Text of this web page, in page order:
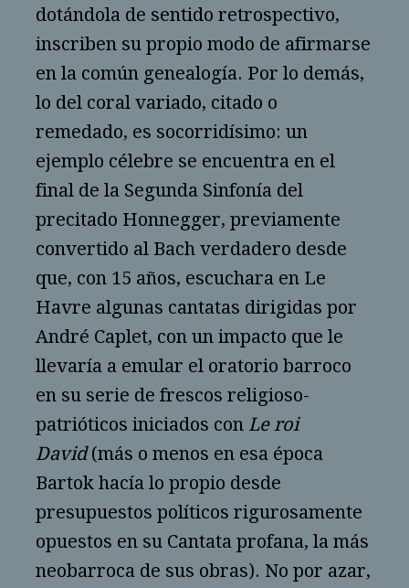
dotándola de sentido retrospectivo,
inscriben su propio modo de afirmarse
en la común genealogía. Por lo demás,
lo del coral variado, citado o
remedado, es socorridísimo: un
ejemplo célebre se encuentra en el
final de la Segunda Sinfonía del
precitado Honnegger, previamente
convertido al Bach verdadero desde
que, con 15 años, escuchara en Le
Havre algunas cantatas dirigidas por
André Caplet, con un impacto que le
llevaría a emular el oratorio barroco
en su serie de frescos religioso-
patrióticos iniciados con Le roi
David(más o menos en esa época
Bartok hacía lo propio desde
presupuestos políticos rigurosamente
opuestos en su Cantata profana, la más
neobarroca de sus obras). No por azar,